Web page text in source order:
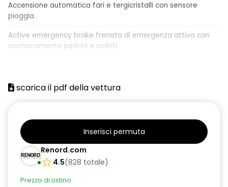
Accensione automatica fari e tergicristalli con sensore
pioggia
Active emergency brake frenata di emergenza attiva con
riconoscimento pedoni e ciclisti
Airbag laterali a tendina anteriori e posteriori
Alzacristalli elettrici posteriori
Barre tetto modulari nere
Bracciolo anteriore con vano portaoggetti
Chiave pieghevole a 3 pulsanti
scarica il pdf della vettura
Inserisci permuta
Renord.com
4.5(828 totale)
Prezzo di Listino